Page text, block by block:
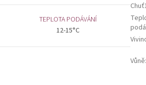
TEPLOTA PODÁVÁNÍ
12-15°C
Vůně: